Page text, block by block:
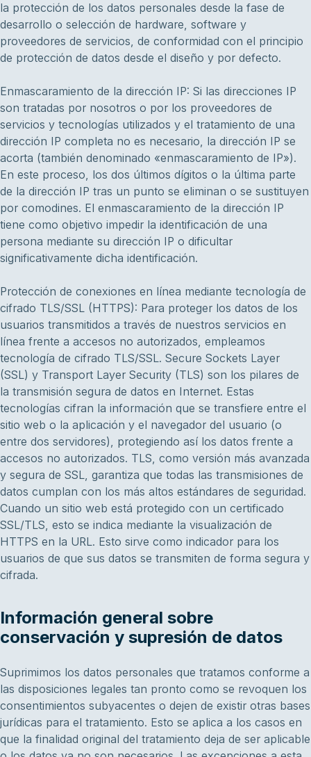
la protección de los datos personales desde la fase de
desarrollo o selección de hardware, software y
proveedores de servicios, de conformidad con el principio
de protección de datos desde el diseño y por defecto.
Enmascaramiento de la dirección IP: Si las direcciones IP
son tratadas por nosotros o por los proveedores de
servicios y tecnologías utilizados y el tratamiento de una
dirección IP completa no es necesario, la dirección IP se
acorta (también denominado «enmascaramiento de IP»).
En este proceso, los dos últimos dígitos o la última parte
de la dirección IP tras un punto se eliminan o se sustituyen
por comodines. El enmascaramiento de la dirección IP
tiene como objetivo impedir la identificación de una
persona mediante su dirección IP o dificultar
significativamente dicha identificación.
Protección de conexiones en línea mediante tecnología de
cifrado TLS/SSL (HTTPS): Para proteger los datos de los
usuarios transmitidos a través de nuestros servicios en
línea frente a accesos no autorizados, empleamos
tecnología de cifrado TLS/SSL. Secure Sockets Layer
(SSL) y Transport Layer Security (TLS) son los pilares de
la transmisión segura de datos en Internet. Estas
tecnologías cifran la información que se transfiere entre el
sitio web o la aplicación y el navegador del usuario (o
entre dos servidores), protegiendo así los datos frente a
accesos no autorizados. TLS, como versión más avanzada
y segura de SSL, garantiza que todas las transmisiones de
datos cumplan con los más altos estándares de seguridad.
Cuando un sitio web está protegido con un certificado
SSL/TLS, esto se indica mediante la visualización de
HTTPS en la URL. Esto sirve como indicador para los
usuarios de que sus datos se transmiten de forma segura y
cifrada.
Información general sobre
conservación y supresión de datos
Suprimimos los datos personales que tratamos conforme a
las disposiciones legales tan pronto como se revoquen los
consentimientos subyacentes o dejen de existir otras bases
jurídicas para el tratamiento. Esto se aplica a los casos en
que la finalidad original del tratamiento deja de ser aplicable